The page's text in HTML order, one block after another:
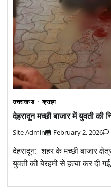
उत्तराखण्ड क्राइम
देहरादून मच्छी बाजार में युवती की
Site Admin February 2, 2026
देहरादून: शहर के मच्छी बाजार
युवती की बेरहमी से हत्या कर